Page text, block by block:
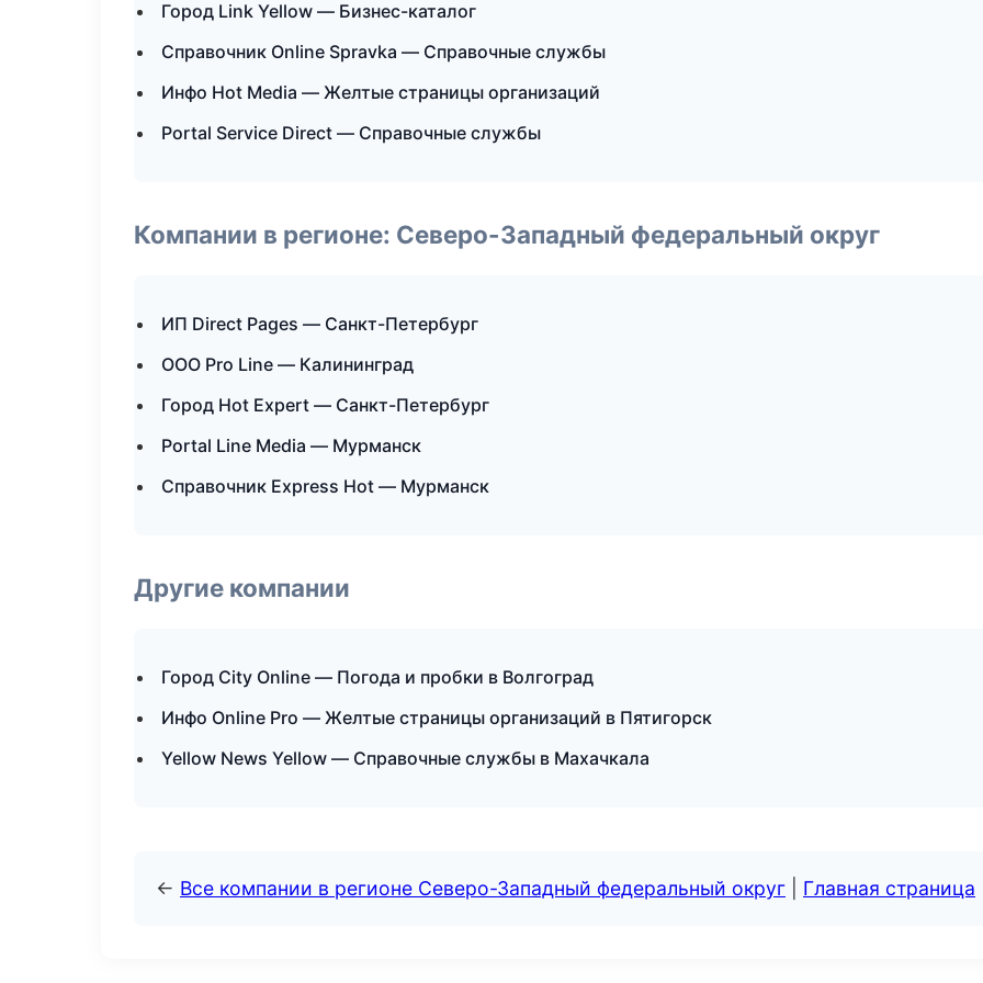
Город Link Yellow — Бизнес-каталог
Справочник Online Spravka — Справочные службы
Инфо Hot Media — Желтые страницы организаций
Portal Service Direct — Справочные службы
Компании в регионе: Северо-Западный федеральный округ
ИП Direct Pages — Санкт-Петербург
ООО Pro Line — Калининград
Город Hot Expert — Санкт-Петербург
Portal Line Media — Мурманск
Справочник Express Hot — Мурманск
Другие компании
Город City Online — Погода и пробки в Волгоград
Инфо Online Pro — Желтые страницы организаций в Пятигорск
Yellow News Yellow — Справочные службы в Махачкала
← Все компании в регионе Северо-Западный федеральный округ Главная страница